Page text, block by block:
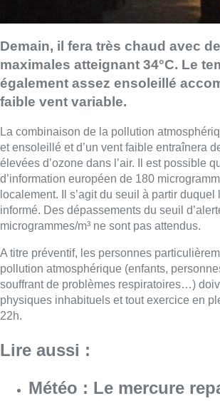
Demain, il fera très chaud avec
maximales atteignant 34°C. Le
également assez ensoleillé
faible vent variable.
La combinaison de la pollution
et ensoleillé et d’un vent faible entraînera
élevées d’ozone dans l’air. Il est possible
d’information européen de 180
localement. Il s’agit du seuil à partir duquel
informé. Des dépassements du seuil
microgrammes/m³ ne sont pas attendus.
A titre préventif, les personnes
pollution atmosphérique (enfants,
souffrant de problèmes respiratoires…)
physiques inhabituels et tout exercice en
22h.
Lire aussi :
Météo : Le mercure